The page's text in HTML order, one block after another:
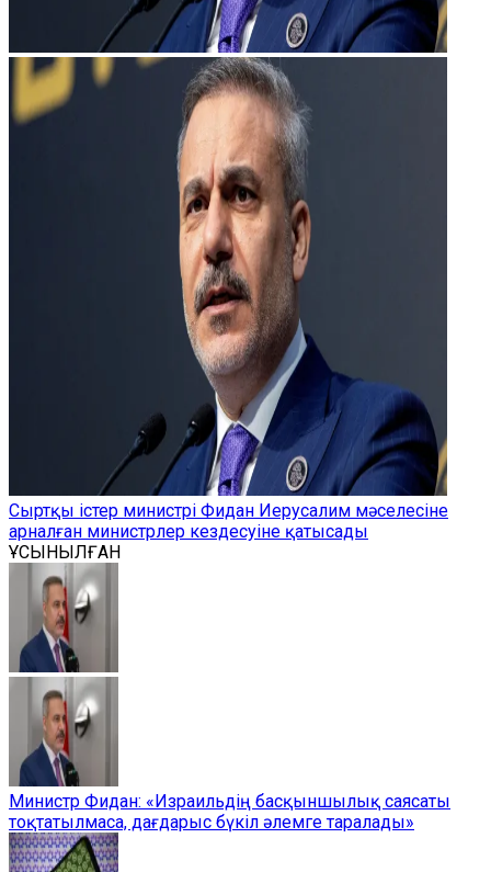
Сыртқы істер министрі Фидан Иерусалим мәселесіне
арналған министрлер кездесуіне қатысады
ҰСЫНЫЛҒАН
Министр Фидан: «Израильдің басқыншылық саясаты
тоқтатылмаса, дағдарыс бүкіл әлемге таралады»